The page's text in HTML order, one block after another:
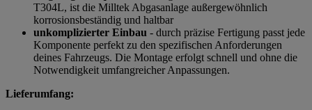
T304L, ist die Milltek Abgasanlage außergewöhnlich
korrosionsbeständig und haltbar
unkomplizierter Einbau - durch präzise Fertigung passt jede
Komponente perfekt zu den spezifischen Anforderungen
deines Fahrzeugs. Die Montage erfolgt schnell und ohne die
Notwendigkeit umfangreicher Anpassungen.
Lieferumfang: